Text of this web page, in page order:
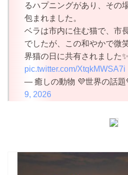
るハプニングがあり、その
包まれました。
ベラは市内に住む猫で、市
でしたが、この和やかで微
界猫の日に共有されました✨
pic.twitter.com/XtqkMWSA7i
— 癒しの動物 💜世界の話題
9, 2026